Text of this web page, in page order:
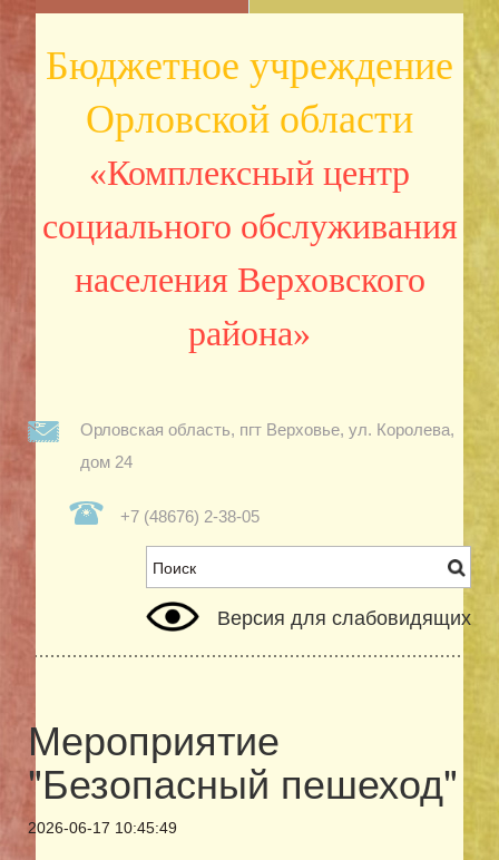
Бюджетное учреждение
Орловской области
«Комплексный центр
социального обслуживания
населения Верховского
района»
Орловская область, пгт Верховье, ул. Королева,
дом 24
+7 (48676) 2-38-05
Версия для слабовидящих
Мероприятие
"Безопасный пешеход"
2026-06-17 10:45:49